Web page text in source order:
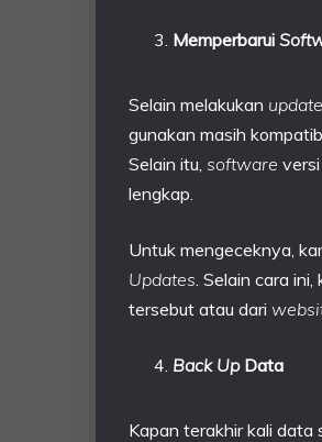
Memperbarui
Selain melakukan
gunakan masih
Selain itu, software
lengkap.
Untuk mengeceknya,
Updates . Selain cara
tersebut atau dari
Back UpData
Kapan terakhir kali data